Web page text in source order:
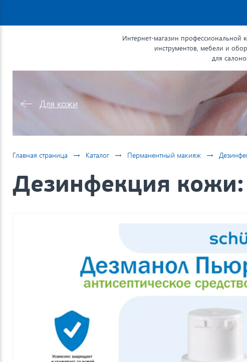
Интернет-магазин профессиональной
инструментов, мебели и
для
Для кожи
Главная страница → Каталог → Перманентный макияж →
Дезинфекция